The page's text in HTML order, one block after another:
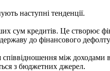
наступні тенденції.
сум кредитів. Це створює
до фінансового
між доходами
з бюджетних джерел.